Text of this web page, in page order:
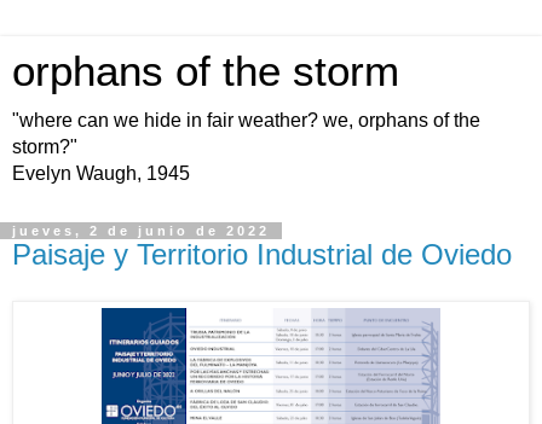
orphans of the storm
"where can we hide in fair weather? we, orphans of the
storm?"
Evelyn Waugh, 1945
jueves, 2 de junio de 2022
Paisaje y Territorio Industrial de Oviedo